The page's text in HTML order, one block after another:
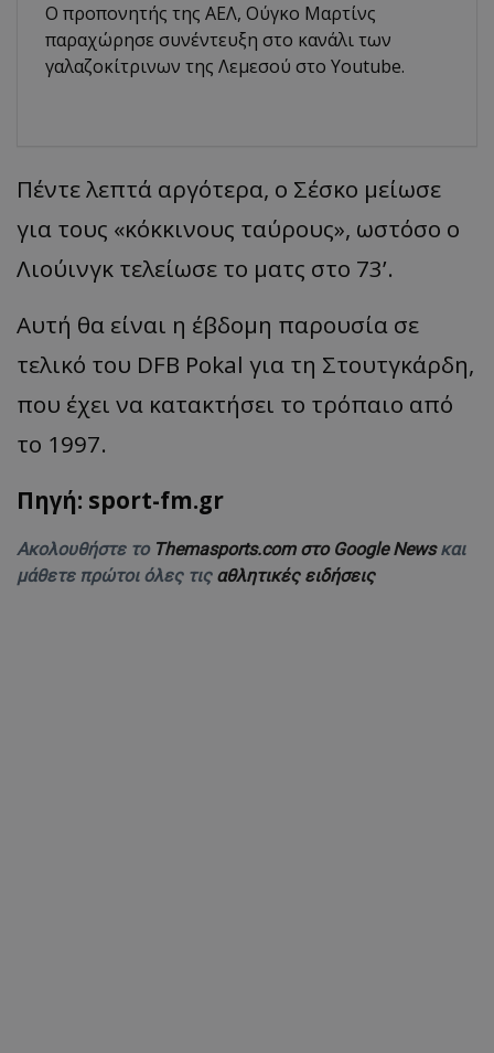
Ο προπονητής της ΑΕΛ, Ούγκο Μαρτίνς
παραχώρησε συνέντευξη στο κανάλι των
γαλαζοκίτρινων της Λεμεσού στο Youtube.
Πέντε λεπτά αργότερα, ο Σέσκο μείωσε
για τους «κόκκινους ταύρους», ωστόσο ο
Λιούινγκ τελείωσε το ματς στο 73’.
Αυτή θα είναι η έβδομη παρουσία σε
τελικό του DFB Pokal για τη Στουτγκάρδη,
που έχει να κατακτήσει το τρόπαιο από
το 1997.
Πηγή: sport-fm.gr
Ακολουθήστε το Themasports.com στο Google Newsκαι
μάθετε πρώτοι όλες τις αθλητικές ειδήσεις